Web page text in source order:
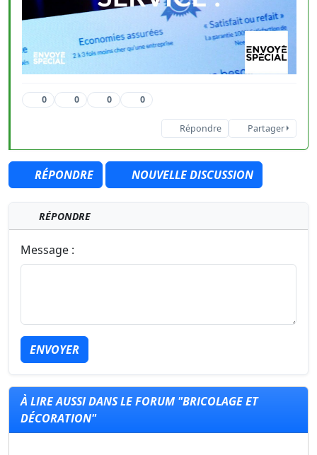
0 0 0 0
Répondre Partager
RÉPONDRE NOUVELLE DISCUSSION
RÉPONDRE
Message :
ENVOYER
À LIRE AUSSI DANS LE FORUM "BRICOLAGE ET
DÉCORATION"